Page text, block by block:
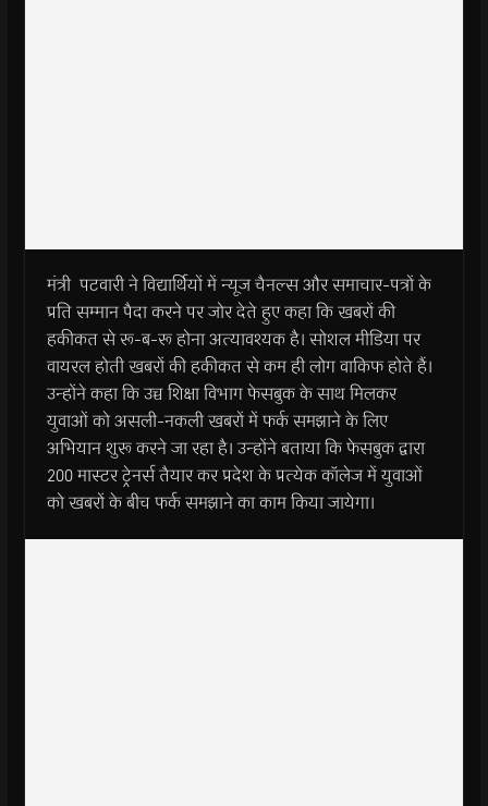
मंत्री पटवारी ने विद्यार्थियों में न्यूज चैनल्स और समाचार-पत्रों के
प्रति सम्मान पैदा करने पर जोर देते हुए कहा कि खबरों की
हकीकत से रू-ब-रू होना अत्यावश्यक है। सोशल मीडिया पर
वायरल होती खबरों की हकीकत से कम ही लोग वाकिफ होते हैं।
उन्होंने कहा कि उच्च शिक्षा विभाग फेसबुक के साथ मिलकर
युवाओं को असली-नकली खबरों में फर्क समझाने के लिए
अभियान शुरू करने जा रहा है। उन्होंने बताया कि फेसबुक द्वारा
200 मास्टर ट्रेनर्स तैयार कर प्रदेश के प्रत्येक कॉलेज में युवाओं
को खबरों के बीच फर्क समझाने का काम किया जायेगा।